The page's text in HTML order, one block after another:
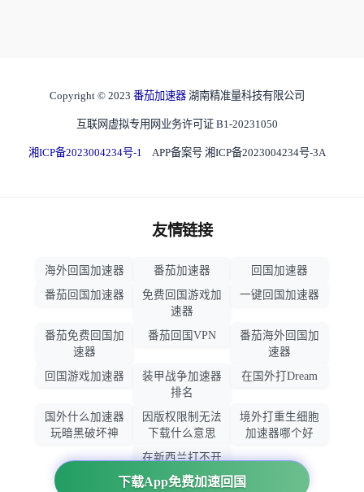
下载App免费加速回国
Copyright © 2023 番茄加速器 湖南精准量科技有限公司
互联网虚拟专用网业务许可证 B1-20231050
湘ICP备2023004234号-1 APP备案号 湘ICP备2023004234号-3A
友情链接
海外回国加速器 番茄加速器
回国加速器
番茄回国加速器
免费回国游戏加
速器
一键回国加速器
番茄免费回国加
速器
番茄回国VPN
番茄海外回国加
速器
回国游戏加速器
装甲战争加速器
排名
在国外打Dream
国外什么加速器
玩暗黑破坏神
因版权限制无法
下载什么意思
境外打重生细胞
加速器哪个好
在新西兰打不开
大智慧怎么办